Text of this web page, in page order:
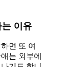
이유
면 또 여
는 외부에